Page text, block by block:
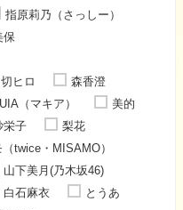
指原莉乃（さっしー）
保
ヒロ
森香澄
（マキア）
美的
栄子
梨花
（twice・MISAMO）
山下美月(乃木坂46)
白石麻衣
とうあ